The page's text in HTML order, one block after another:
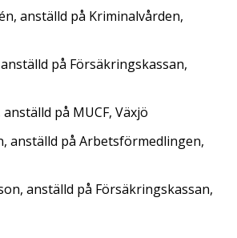
anställd på Kriminalvården,
på Försäkringskassan,
på MUCF, Växjö
anställd på Arbetsförmedlingen,
anställd på Försäkringskassan,